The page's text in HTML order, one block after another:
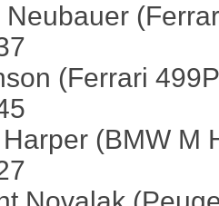
Neubauer
(Ferrari
(BMW M